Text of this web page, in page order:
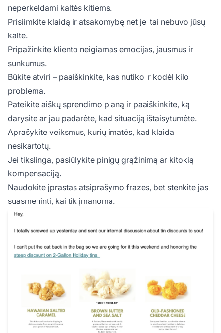
neperkeldami kaltės kitiems.
Prisiimkite klaidą ir atsakomybę net jei tai nebuvo jūsų
kaltė.
Pripažinkite kliento neigiamas emocijas, jausmus ir
sunkumus.
Būkite atviri – paaiškinkite, kas nutiko ir kodėl kilo
problema.
Pateikite aiškų sprendimo planą ir paaiškinkite, ką
darysite ar jau padarėte, kad situaciją ištaisytumėte.
Aprašykite veiksmus, kurių imatės, kad klaida
nesikartotų.
Jei tikslinga, pasiūlykite pinigų grąžinimą ar kitokią
kompensaciją.
Naudokite įprastas atsiprašymo frazes, bet stenkite jas
suasmeninti, kai tik įmanoma.